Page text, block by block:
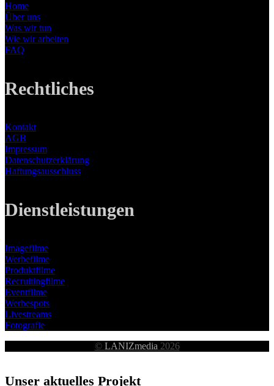
Home
Über uns
Was wir tun
Wie wir arbeiten
FAQ
Rechtliches
Kontakt
AGB
Impressum
Datenschutzerklärung
Haftungsausschluss
Dienstleistungen
Imagefilme
Werbefilme
Produktfilme
Recruitingfilme
Eventfilme
Werbespots
Livestreams
Fotografie
© LANIZmedia 2026
Unser aktuelles Projekt